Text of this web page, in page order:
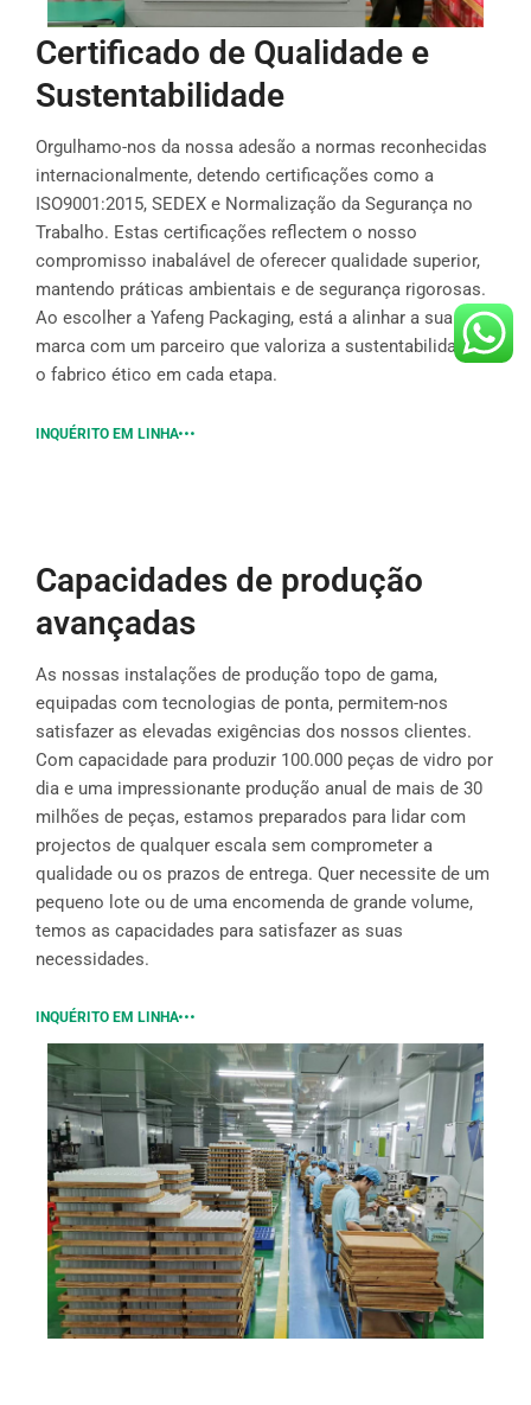
Certificado de Qualidade e
Sustentabilidade
Orgulhamo-nos da nossa adesão a normas reconhecidas
internacionalmente, detendo certificações como a
ISO9001:2015, SEDEX e Normalização da Segurança no
Trabalho. Estas certificações reflectem o nosso
compromisso inabalável de oferecer qualidade superior,
mantendo práticas ambientais e de segurança rigorosas.
Ao escolher a Yafeng Packaging, está a alinhar a sua
marca com um parceiro que valoriza a sustentabilidade e
o fabrico ético em cada etapa.
INQUÉRITO EM LINHA
Capacidades de produção
avançadas
As nossas instalações de produção topo de gama,
equipadas com tecnologias de ponta, permitem-nos
satisfazer as elevadas exigências dos nossos clientes.
Com capacidade para produzir 100.000 peças de vidro por
dia e uma impressionante produção anual de mais de 30
milhões de peças, estamos preparados para lidar com
projectos de qualquer escala sem comprometer a
qualidade ou os prazos de entrega. Quer necessite de um
pequeno lote ou de uma encomenda de grande volume,
temos as capacidades para satisfazer as suas
necessidades.
INQUÉRITO EM LINHA